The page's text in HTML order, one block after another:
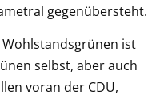
gegenübersteht.
ist
selbst, aber auch
voran der CDU,